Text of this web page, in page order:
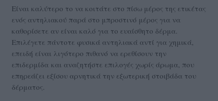
Είναι καλύτερο το να κοιτάτε στο πίσω μέρος της ετικέτας
ενός αντηλιακού παρά στο μπροστινό μέρος για να
καθορίσετε αν είναι καλό για το ευαίσθητο δέρμα.
Επιλέγετε πάντοτε φυσικά αντηλιακά αντί για χημικά,
επειδή είναι λιγότερο πιθανό να ερεθίσουν την
επιδερμίδα και αναζητήστε επιλογές χωρίς άρωμα, που
επηρεάζει εξίσου αρνητικά την εξωτερική στοιβάδα του
δέρματος.